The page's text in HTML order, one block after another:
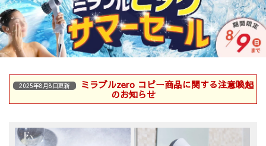
2025年8月8日更新
ミラブルzero コピー商品に関する注意喚起
のお知らせ